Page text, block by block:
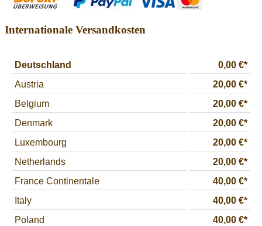
Internationale Versandkosten